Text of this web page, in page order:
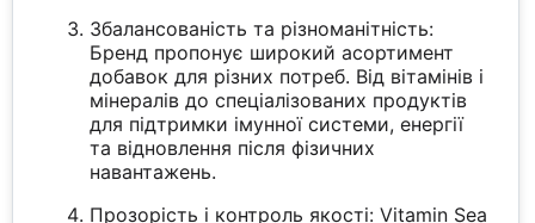
Збалансованість та різноманітність:
Бренд пропонує широкий асортимент
добавок для різних потреб. Від вітамінів і
мінералів до спеціалізованих продуктів
для підтримки імунної системи, енергії
та відновлення після фізичних
навантажень.
Прозорість і контроль якості: Vitamin Sea